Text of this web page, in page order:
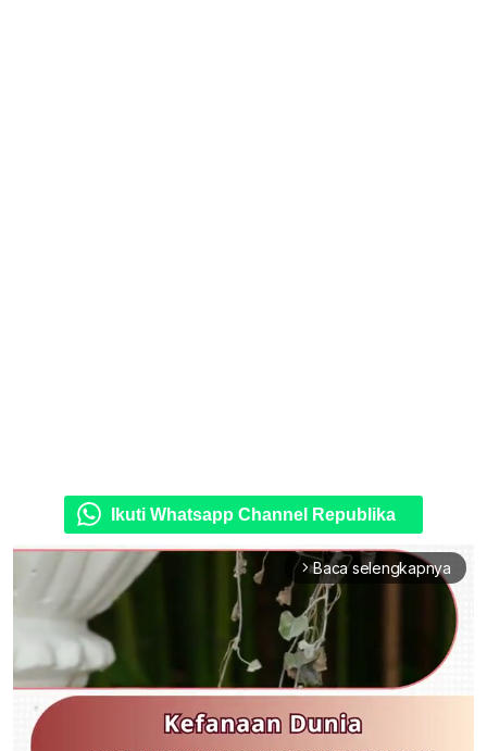
Ikuti Whatsapp Channel Republika
arrow_forward_ios Baca selengkapnya